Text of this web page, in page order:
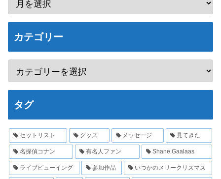
カテゴリー
タグ
セットリスト グッズ メッセージ 見てきた
名探偵コナン 有名人ファン Shane Gaalaas
ライブビューイング 参加作品 いつかのメリークリスマス